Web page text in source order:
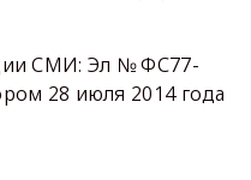
СМИ: Эл № ФС77-
28 июля 2014 года